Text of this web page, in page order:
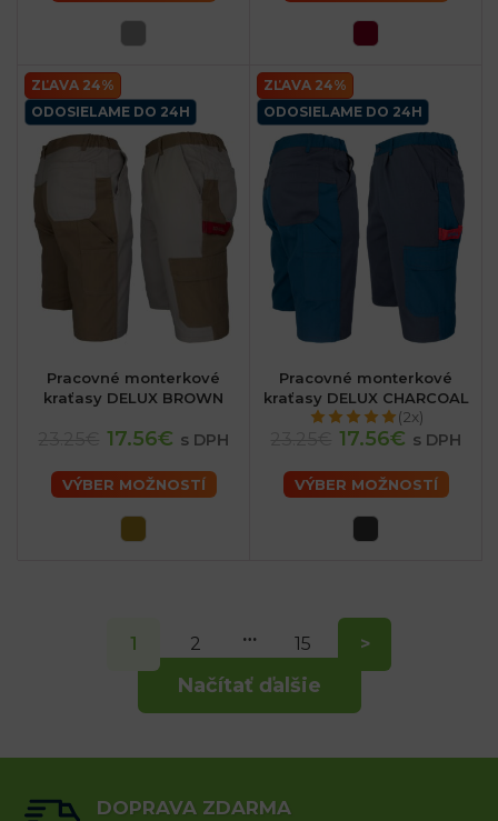
ZĽAVA 24%
ODOSIELAME DO 24H
Pracovné monterkové
kraťasy DELUX BROWN
17.56€ s DPH
VÝBER MOŽNOSTÍ
ZĽAVA 24%
ODOSIELAME DO 24H
Pracovné monterkové
kraťasy DELUX CHARCOAL
(2x)
17.56€ s DPH
VÝBER MOŽNOSTÍ
Načítať ďalšie
1 2 … 15 >
DOPRAVA ZDARMA